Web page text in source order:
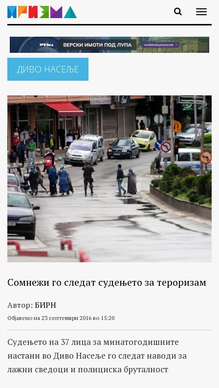
ДИВО НАСЕЉЕ
Сомнежи го следат судењето за тероризам
Автор: БИРН
Објавено на 23 септември 2016 во 15:20
Судењето на 37 лица за минатогодишните
настани во Диво Насеље го следат наводи за
лажни сведоци и полициска бруталност